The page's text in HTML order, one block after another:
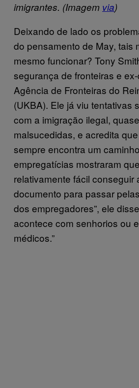
imigrantes. (Imagem via)
Deixando de lado os
do pensamento de May, tais
mesmo funcionar? Tony
segurança de fronteiras e
Agência de Fronteiras do
(UKBA). Ele já viu tentativas
com a imigração ilegal,
malsucedidas, e acredita
sempre encontra um
empregatícias mostraram
relativamente fácil conseguir
documento para passar
dos empregadores”, ele
acontece com senhorios ou
médicos.”